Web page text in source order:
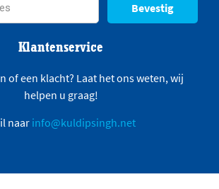
Bevestig
Klantenservice
of een klacht? Laat het ons weten, wij
helpen u graag!
naarinfo@kuldipsingh.net